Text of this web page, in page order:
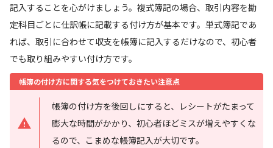
記入することを心がけましょう。複式簿記の場合、取引内容を勘
定科目ごとに仕訳帳に記載する付け方が基本です。単式簿記であ
れば、取引に合わせて収支を帳簿に記入するだけなので、初心者
でも取り組みやすい付け方です。
帳簿の付け方に関する気をつけておきたい注意点
帳簿の付け方を後回しにすると、レシートがたまって
膨大な時間がかかり、初心者ほどミスが増えやすくな
るので、こまめな帳簿記入が大切です。